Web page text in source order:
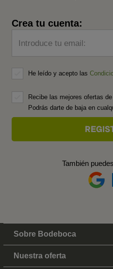
Crea tu cuenta:
Introduce tu email:
He leído y acepto las
Recibe las mejores ofertas
Podrás darte de baja en
También
Sobre Bodeboca
Nuestra oferta